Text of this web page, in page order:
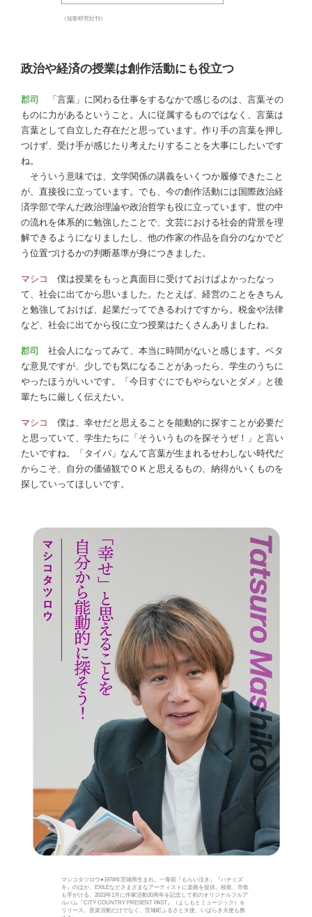
（短歌研究社刊）
政治や経済の授業は創作活動にも役立つ
郡司
「言葉」に関わる仕事をするなかで感じるのは、言葉その
ものに力があるということ。人に従属するものではなく、言葉は
言葉として自立した存在だと思っています。作り手の言葉を押し
つけず、受け手が感じたり考えたりすることを大事にしたいです
ね。
そういう意味では、文学関係の講義をいくつか履修できたこと
が、直接役に立っています。でも、今の創作活動には国際政治経
済学部で学んだ政治理論や政治哲学も役に立っています。世の中
の流れを体系的に勉強したことで、文芸における社会的背景を理
解できるようになりましたし、他の作家の作品を自分のなかでど
う位置づけるかの判断基準が身につきました。
マシコ
僕は授業をもっと真面目に受けておけばよかったなっ
て、社会に出てから思いました。たとえば、経営のことをきちん
と勉強しておけば、起業だってできるわけですから。税金や法律
など、社会に出てから役に立つ授業はたくさんありましたね。
郡司
社会人になってみて、本当に時間がないと感じます。ベタ
な意見ですが、少しでも気になることがあったら、学生のうちに
やったほうがいいです。「今日すぐにでもやらないとダメ」と後
輩たちに厳しく伝えたい。
マシコ
僕は、幸せだと思えることを能動的に探すことが必要だ
と思っていて、学生たちに「そういうものを探そうぜ！」と言い
たいですね。「タイパ」なんて言葉が生まれるせわしない時代だ
からこそ、自分の価値観でＯＫと思えるもの、納得がいくものを
探していってほしいです。
マシコタツロウ●1978年茨城県生まれ。一青窈『もらい泣き』『ハナミズ
キ』のほか、EXILEなどさまざまなアーティストに楽曲を提供。校歌、市歌
も手がける。2023年1月に作家活動20周年を記念して初のオリジナルフルア
ルバム『CITY COUNTRY PRESENT PAST』（よしもとミュージック）を
リリース。音楽活動だけでなく、茨城町ふるさと大使、いばらき大使も務